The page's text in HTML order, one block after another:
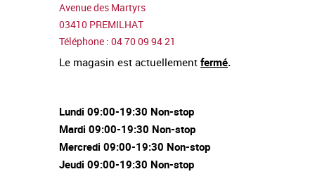
Avenue des Martyrs
03410 PREMILHAT
Téléphone : 04 70 09 94 21
Le magasin est actuellement fermé.
Lundi 09:00-19:30 Non-stop
Mardi 09:00-19:30 Non-stop
Mercredi 09:00-19:30 Non-stop
Jeudi 09:00-19:30 Non-stop